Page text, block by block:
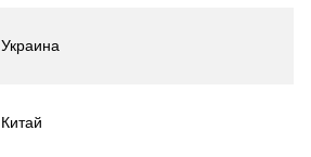
Украина
Китай